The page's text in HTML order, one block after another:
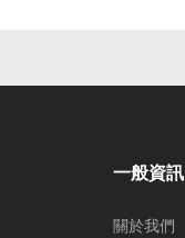
一般資訊
關於我們